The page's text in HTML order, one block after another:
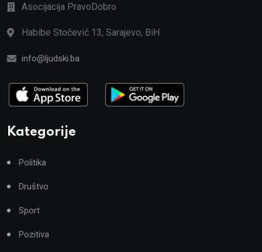
Asocijacija PravoDobro
Habibe Stočević 13, Sarajevo, BiH
info@ljudski.ba
Kategorije
Politika
Društvo
Sport
Pozitiva